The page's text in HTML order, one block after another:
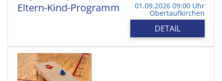
Eltern-Kind-Programm 01.09.2026 09:00 Uhr
Obertaufkirchen
DETAIL